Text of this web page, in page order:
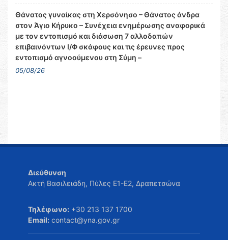
Θάνατος γυναίκας στη Χερσόνησο – Θάνατος άνδρα
στον Άγιο Κήρυκο – Συνέχεια ενημέρωσης αναφορικά
με τον εντοπισμό και διάσωση 7 αλλοδαπών
επιβαινόντων Ι/Φ σκάφους και τις έρευνες προς
εντοπισμό αγνοούμενου στη Σύμη –
05/08/26
Διεύθυνση
Ακτή Βασιλειάδη, Πύλες Ε1-Ε2, Δραπετσώνα
Τηλέφωνο: +30 213 137 1700
Email: contact@yna.gov.gr